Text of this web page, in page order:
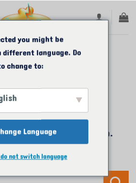
ARCHIVE:
CLASSES
nichts Passendes finden.
erfolgreicher.
you might be
different language. Do
change to:
Language
not switch language